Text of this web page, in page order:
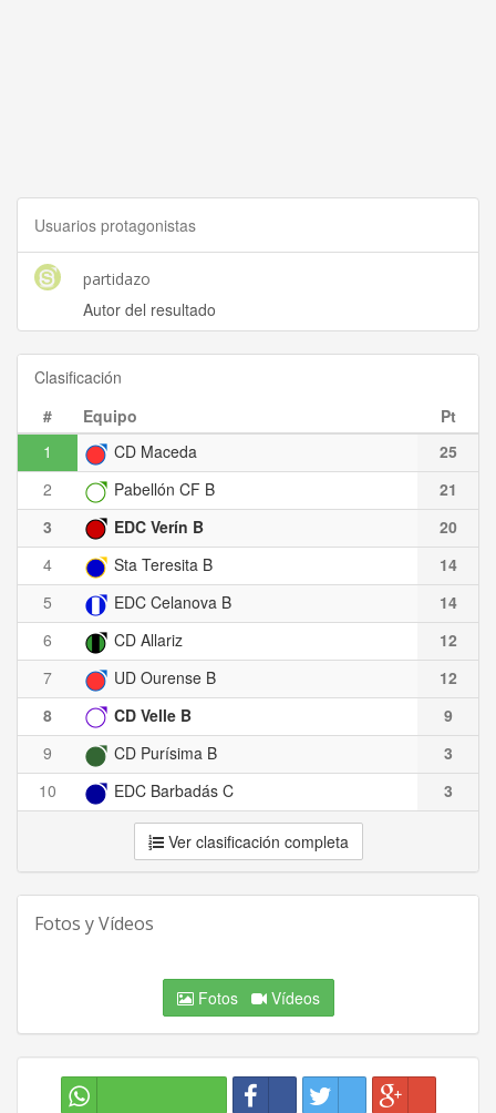
Usuarios protagonistas
partidazo
Autor del resultado
Clasificación
#
Equipo
Pt
1
CD Maceda
25
2
Pabellón CF B
21
3
EDC Verín B
20
4
Sta Teresita B
14
5
EDC Celanova B
14
6
CD Allariz
12
7
UD Ourense B
12
8
CD Velle B
9
9
CD Purísima B
3
10
EDC Barbadás C 3
Ver clasificación completa
Fotos y Vídeos
Fotos Vídeos